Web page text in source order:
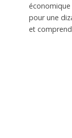
pour une
et